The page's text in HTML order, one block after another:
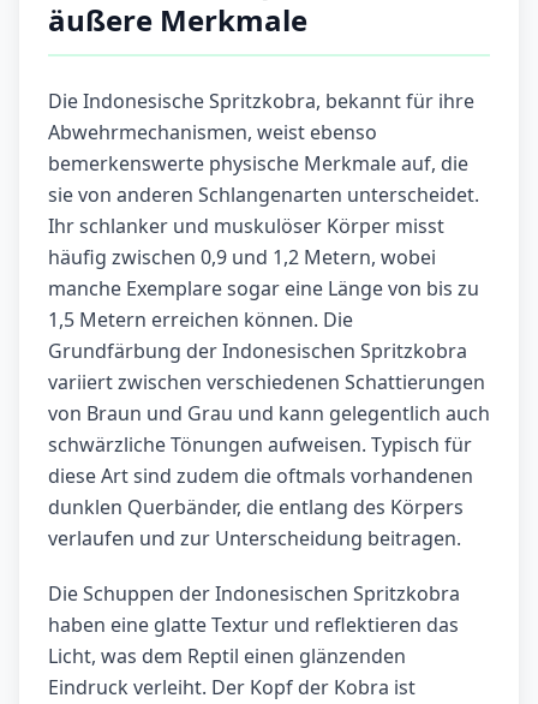
äußere Merkmale
Die Indonesische Spritzkobra, bekannt für ihre
Abwehrmechanismen, weist ebenso
bemerkenswerte physische Merkmale auf, die
sie von anderen Schlangenarten unterscheidet.
Ihr schlanker und muskulöser Körper misst
häufig zwischen 0,9 und 1,2 Metern, wobei
manche Exemplare sogar eine Länge von bis zu
1,5 Metern erreichen können. Die
Grundfärbung der Indonesischen Spritzkobra
variiert zwischen verschiedenen Schattierungen
von Braun und Grau und kann gelegentlich auch
schwärzliche Tönungen aufweisen. Typisch für
diese Art sind zudem die oftmals vorhandenen
dunklen Querbänder, die entlang des Körpers
verlaufen und zur Unterscheidung beitragen.
Die Schuppen der Indonesischen Spritzkobra
haben eine glatte Textur und reflektieren das
Licht, was dem Reptil einen glänzenden
Eindruck verleiht. Der Kopf der Kobra ist